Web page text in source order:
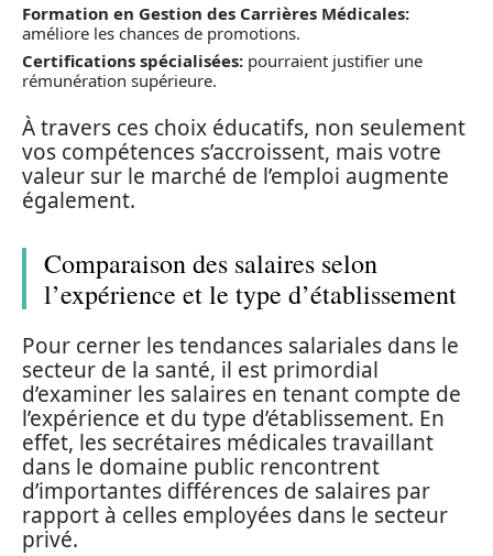
Formation en Gestion des Carrières Médicales:
améliore les chances de promotions.
Certifications spécialisées: pourraient justifier une
rémunération supérieure.
À travers ces choix éducatifs, non seulement
vos compétences s’accroissent, mais votre
valeur sur le marché de l’emploi augmente
également.
Comparaison des salaires selon
l’expérience et le type d’établissement
Pour cerner les tendances salariales dans le
secteur de la santé, il est primordial
d’examiner les salaires en tenant compte de
l’expérience et du type d’établissement. En
effet, les secrétaires médicales travaillant
dans le domaine public rencontrent
d’importantes différences de salaires par
rapport à celles employées dans le secteur
privé.